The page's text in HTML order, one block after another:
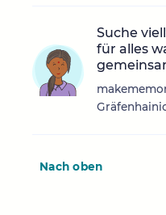
Suche
für alles
Nach oben